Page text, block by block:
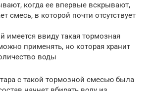
когда ее впервые вскрывают,
смесь, в которой почти отсутствует
имеется ввиду такая тормозная
применять, но которая хранит
воды
с такой тормозной смесью была